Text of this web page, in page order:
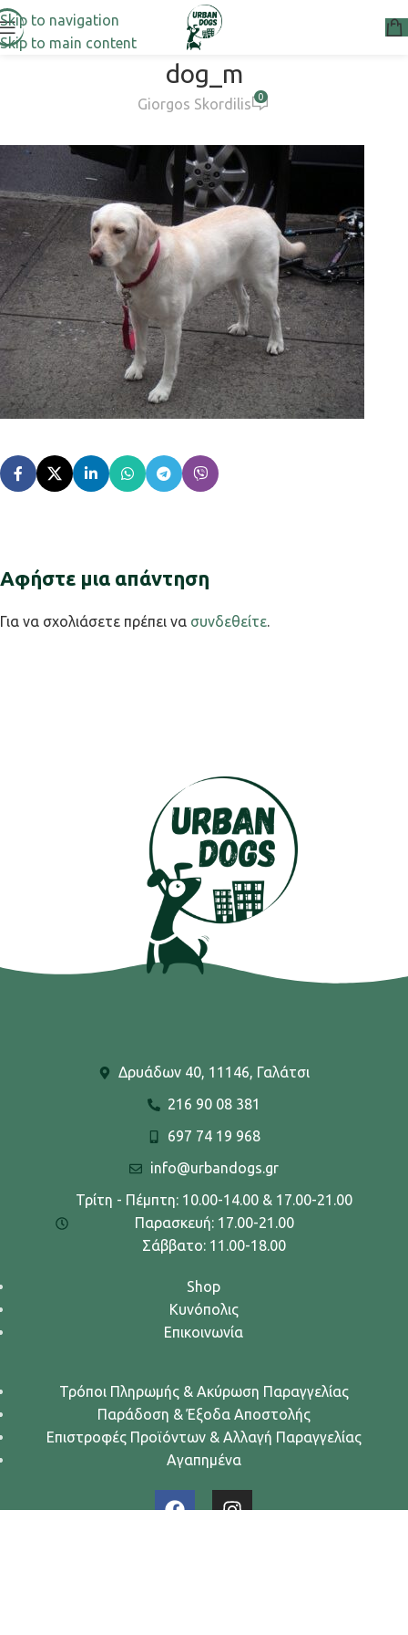
Skip to navigation
Skip to main content
dog_m
Giorgos Skordilis 0
Αφήστε μια απάντηση
Για να σχολιάσετε πρέπει να συνδεθείτε.
Δρυάδων 40, 11146, Γαλάτσι
216 90 08 381
697 74 19 968
info@urbandogs.gr
Τρίτη - Πέμπτη: 10.00-14.00 & 17.00-21.00
Παρασκευή: 17.00-21.00
Σάββατο: 11.00-18.00
Shop
Κυνόπολις
Επικοινωνία
Τρόποι Πληρωμής & Ακύρωση Παραγγελίας
Παράδοση & Έξοδα Αποστολής
Επιστροφές Προϊόντων & Αλλαγή Παραγγελίας
Αγαπημένα